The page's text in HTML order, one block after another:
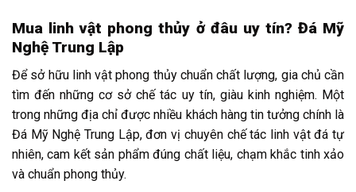
Mua linh vật phong thủy ở đâu uy tín? Đá Mỹ
Nghệ Trung Lập
Để sở hữu linh vật phong thủy chuẩn chất lượng, gia chủ cần
tìm đến những cơ sở chế tác uy tín, giàu kinh nghiệm. Một
trong những địa chỉ được nhiều khách hàng tin tưởng chính là
Đá Mỹ Nghệ Trung Lập, đơn vị chuyên chế tác linh vật đá tự
nhiên, cam kết sản phẩm đúng chất liệu, chạm khắc tinh xảo
và chuẩn phong thủy.